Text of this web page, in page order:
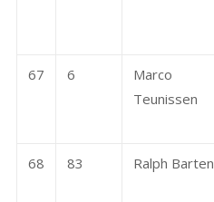
67 6
Marco
Teunissen
68 83 Ralph Barten